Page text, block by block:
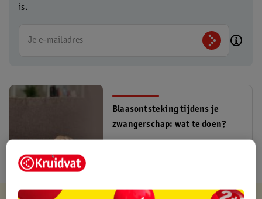
is.
Je e-mailadres
Blaasontsteking tijdens je
zwangerschap: wat te doen?